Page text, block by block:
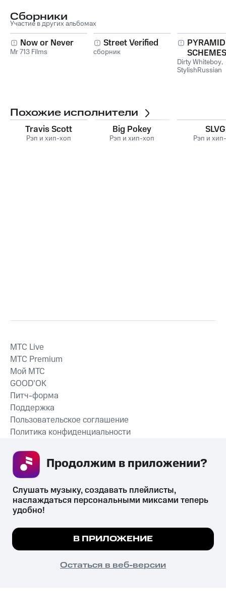
Сборники
Участие в других альбомах
Now or Never
Mr 713 Films
Street Verified
сборник
PYRAMID
Dirty Whiteboy,
StylishRussian
Похожие исполнители
Travis Scott
Рэп и хип-хоп
Big Pokey
Рэп и хип-хоп
SLVG
Рэп и
СКАЧАТЬ ПРИЛОЖЕНИЕ
MTС Live
MTС Premium
Мой МТС
GOOD’OK
Питч-форма
Поддержка
Пользовательское соглашение
Политика конфиденциальности
психотропных веществ, их аналогов причиняет вред здоровью,
их незаконный оборот запрещён и влечёт установленную
законодательством ответственность.
© 2026 ООО «КИОН».
Все права защищены
Мы используем куки, чтобы на сайте все
Подробнее
ПОНЯТНО
Слушать музыку, создавать плейлисты,
наслаждаться персональными миксами теперь
удобно!
В ПРИЛОЖЕНИЕ
Остаться в веб-версии